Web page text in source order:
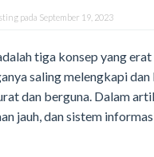
pada September 19, 2023
tiga konsep yang
saling melengkapi dan
dan berguna. Dalam
jauh, dan sistem